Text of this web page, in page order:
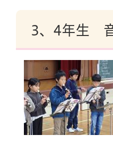
3、4年生